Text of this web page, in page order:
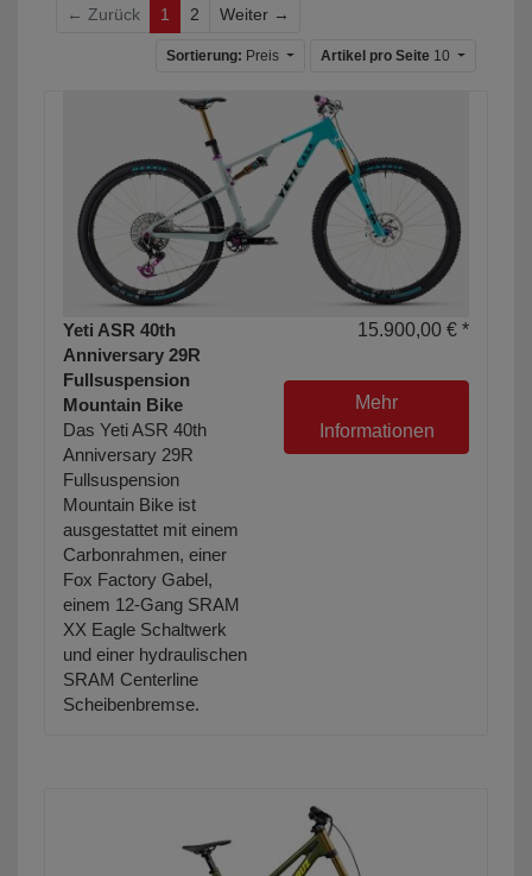
← Zurück 1 2 Weiter →
Sortierung: Preis Artikel pro Seite 10
Yeti ASR 40th
Anniversary 29R
Fullsuspension
Mountain Bike
Das Yeti ASR 40th
Anniversary 29R
Fullsuspension
Mountain Bike ist
ausgestattet mit einem
Carbonrahmen, einer
Fox Factory Gabel,
einem 12-Gang SRAM
XX Eagle Schaltwerk
und einer hydraulischen
SRAM Centerline
Scheibenbremse.
15.900,00 € *
Mehr
Informationen